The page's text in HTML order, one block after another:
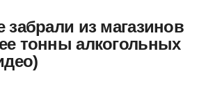
забрали из магазинов
тонны алкогольных